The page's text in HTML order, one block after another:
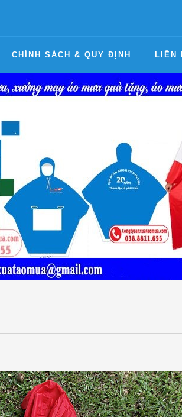
CHÍNH SÁCH & QUY ĐỊNH LIÊN